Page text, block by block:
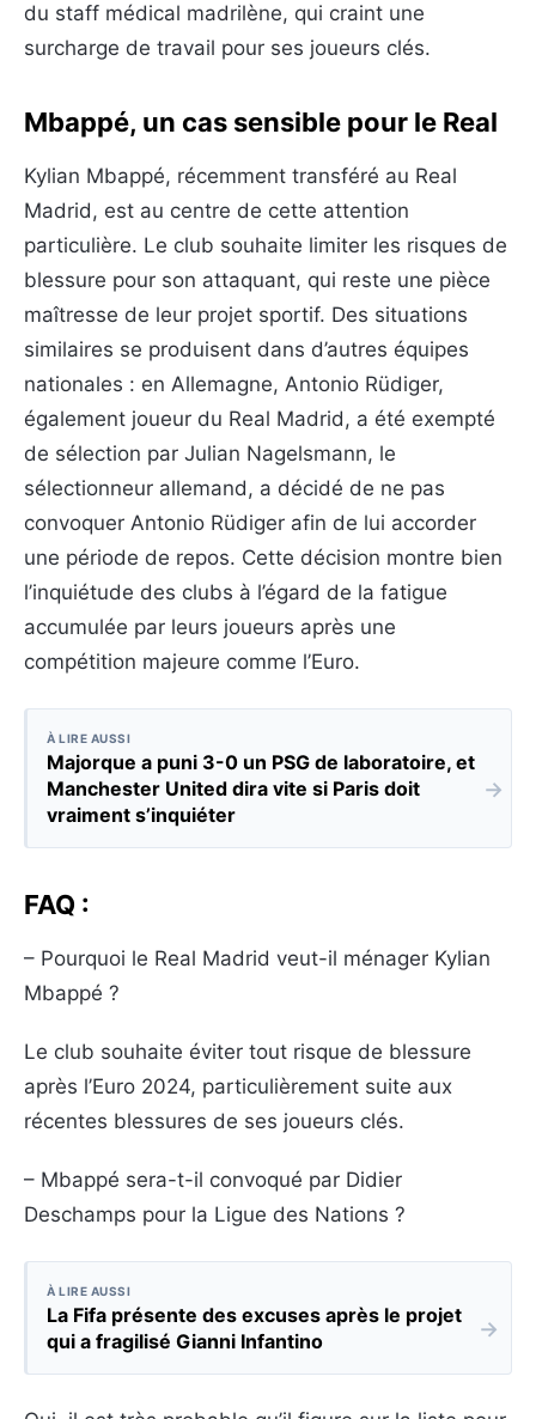
du staff médical madrilène, qui craint une
surcharge de travail pour ses joueurs clés.
Mbappé, un cas sensible pour le Real
Kylian Mbappé, récemment transféré au Real
Madrid, est au centre de cette attention
particulière. Le club souhaite limiter les risques de
blessure pour son attaquant, qui reste une pièce
maîtresse de leur projet sportif. Des situations
similaires se produisent dans d’autres équipes
nationales : en Allemagne, Antonio Rüdiger,
également joueur du Real Madrid, a été exempté
de sélection par Julian Nagelsmann, le
sélectionneur allemand, a décidé de ne pas
convoquer Antonio Rüdiger afin de lui accorder
une période de repos. Cette décision montre bien
l’inquiétude des clubs à l’égard de la fatigue
accumulée par leurs joueurs après une
compétition majeure comme l’Euro.
À LIRE AUSSI
Majorque a puni 3-0 un PSG de laboratoire, et
Manchester United dira vite si Paris doit
vraiment s’inquiéter
→
FAQ :
– Pourquoi le Real Madrid veut-il ménager Kylian
Mbappé ?
Le club souhaite éviter tout risque de blessure
après l’Euro 2024, particulièrement suite aux
récentes blessures de ses joueurs clés.
– Mbappé sera-t-il convoqué par Didier
Deschamps pour la Ligue des Nations ?
À LIRE AUSSI
La Fifa présente des excuses après le projet
qui a fragilisé Gianni Infantino
→